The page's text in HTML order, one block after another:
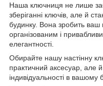
Наша ключниця не лише
зберіганні ключів, але й
будинку. Вона зробить ваш
організованим і
елегантності.
Обирайте нашу настінну
практичний аксесуар, але
індивідуальності в вашому